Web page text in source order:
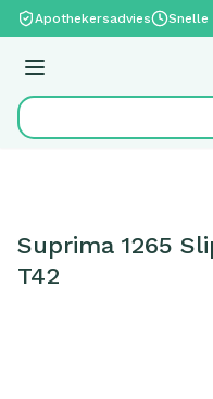
Ga naar de inhoud
Apothekersadvies Snelle
Menu
Product, merk,
Suprima 1265
T42